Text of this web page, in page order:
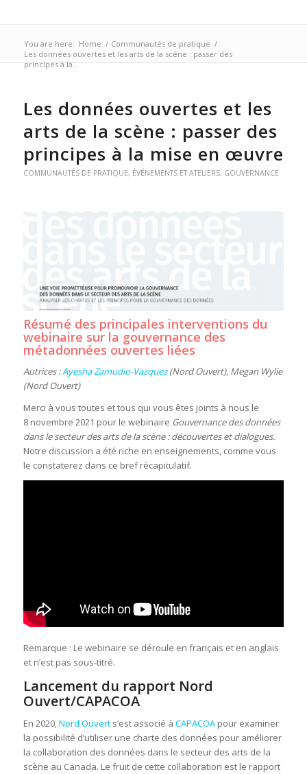
You are here: Home / Communautés de pratique /
Les données ouvertes et les arts de la scène : passer des
principes à la...
Les données ouvertes et les
arts de la scène : passer des
principes à la mise en œuvre
COMMUNAUTÉS DE PRATIQUE, ÉVÉNEMENTS ET ATELIERS, GOUVERNANCE
Résumé des principales interventions du
webinaire sur la gouvernance des
métadonnées ouvertes liées
Autrices :Ayesha Zamudio-Vazquez(Nord Ouvert), Megan Wylie
(Nord Ouvert)
Merci à vous toutes et tous qui vous êtes joints à nous le
8 novembre 2021 pour le webinaire Gouvernance des données
dans le secteur des arts de la scène : découvertes et dialogues.
Notre discussion a été riche en enseignements, comme vous
le constaterez dans ce bref récapitulatif.
Remarque : Le webinaire se déroule en français et en anglais
et n’est pas sous-titré.
Lancement du rapport Nord
Ouvert/CAPACOA
En 2020,Nord Ouverts’est associé à CAPACOApour examiner
la possibilité d’utiliser une charte des données pour améliorer
la collaboration des données dans le secteur des arts de la
scène au Canada. Le fruit de cette collaboration est le rapport